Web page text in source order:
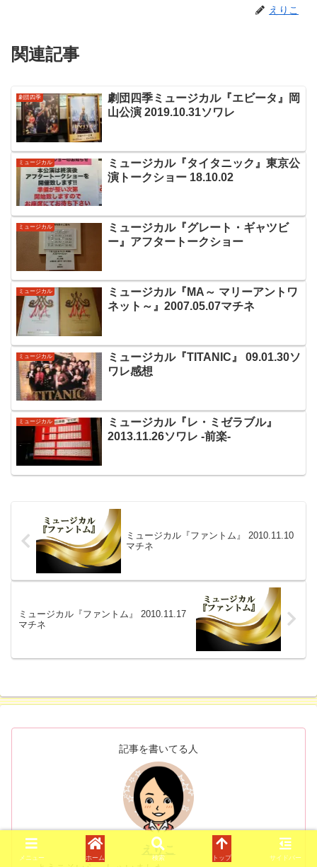
えりこ
関連記事
劇団四季
劇団四季ミュージカル『エビータ』岡
山公演 2019.10.31ソワレ
ミュージカル
ミュージカル『タイタニック』東京公
演トークショー 18.10.02
ミュージカル
ミュージカル『グレート・ギャツビ
ー』アフタートークショー
ミュージカル
ミュージカル『MA～ マリーアントワ
ネット～』2007.05.07マチネ
ミュージカル
ミュージカル『TITANIC』 09.01.30ソ
ワレ感想
ミュージカル
ミュージカル『レ・ミゼラブル』
2013.11.26ソワレ -前楽-
ミュージカル『ファントム』 2010.11.10
マチネ
ミュージカル『ファントム』 2010.11.17
マチネ
記事を書いてる人
えりこ
メニュー ホーム 検索 トップ サイドバー